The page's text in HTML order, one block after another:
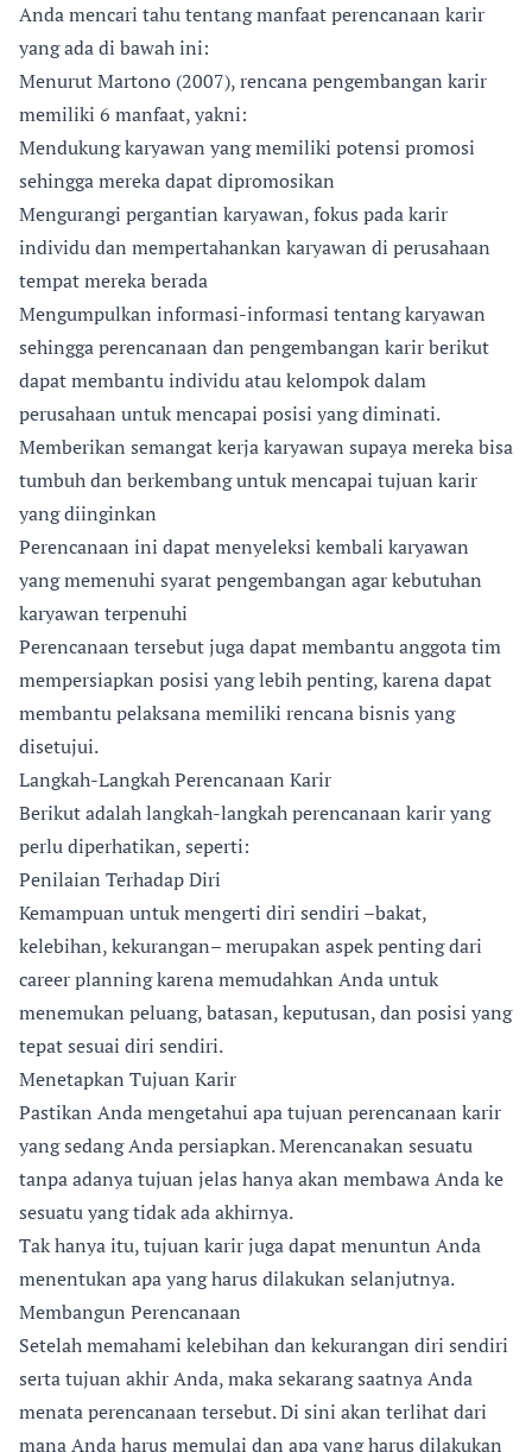
Anda mencari tahu tentang manfaat perencanaan karir
yang ada di bawah ini:
Menurut Martono (2007), rencana pengembangan karir
memiliki 6 manfaat, yakni:
Mendukung karyawan yang memiliki potensi promosi
sehingga mereka dapat dipromosikan
Mengurangi pergantian karyawan, fokus pada karir
individu dan mempertahankan karyawan di perusahaan
tempat mereka berada
Mengumpulkan informasi-informasi tentang karyawan
sehingga perencanaan dan pengembangan karir berikut
dapat membantu individu atau kelompok dalam
perusahaan untuk mencapai posisi yang diminati.
Memberikan semangat kerja karyawan supaya mereka bisa
tumbuh dan berkembang untuk mencapai tujuan karir
yang diinginkan
Perencanaan ini dapat menyeleksi kembali karyawan
yang memenuhi syarat pengembangan agar kebutuhan
karyawan terpenuhi
Perencanaan tersebut juga dapat membantu anggota tim
mempersiapkan posisi yang lebih penting, karena dapat
membantu pelaksana memiliki rencana bisnis yang
disetujui.
Langkah-Langkah Perencanaan Karir
Berikut adalah langkah-langkah perencanaan karir yang
perlu diperhatikan, seperti:
Penilaian Terhadap Diri
Kemampuan untuk mengerti diri sendiri –bakat,
kelebihan, kekurangan– merupakan aspek penting dari
career planning karena memudahkan Anda untuk
menemukan peluang, batasan, keputusan, dan posisi yang
tepat sesuai diri sendiri.
Menetapkan Tujuan Karir
Pastikan Anda mengetahui apa tujuan perencanaan karir
yang sedang Anda persiapkan. Merencanakan sesuatu
tanpa adanya tujuan jelas hanya akan membawa Anda ke
sesuatu yang tidak ada akhirnya.
Tak hanya itu, tujuan karir juga dapat menuntun Anda
menentukan apa yang harus dilakukan selanjutnya.
Membangun Perencanaan
Setelah memahami kelebihan dan kekurangan diri sendiri
serta tujuan akhir Anda, maka sekarang saatnya Anda
menata perencanaan tersebut. Di sini akan terlihat dari
mana Anda harus memulai dan apa yang harus dilakukan